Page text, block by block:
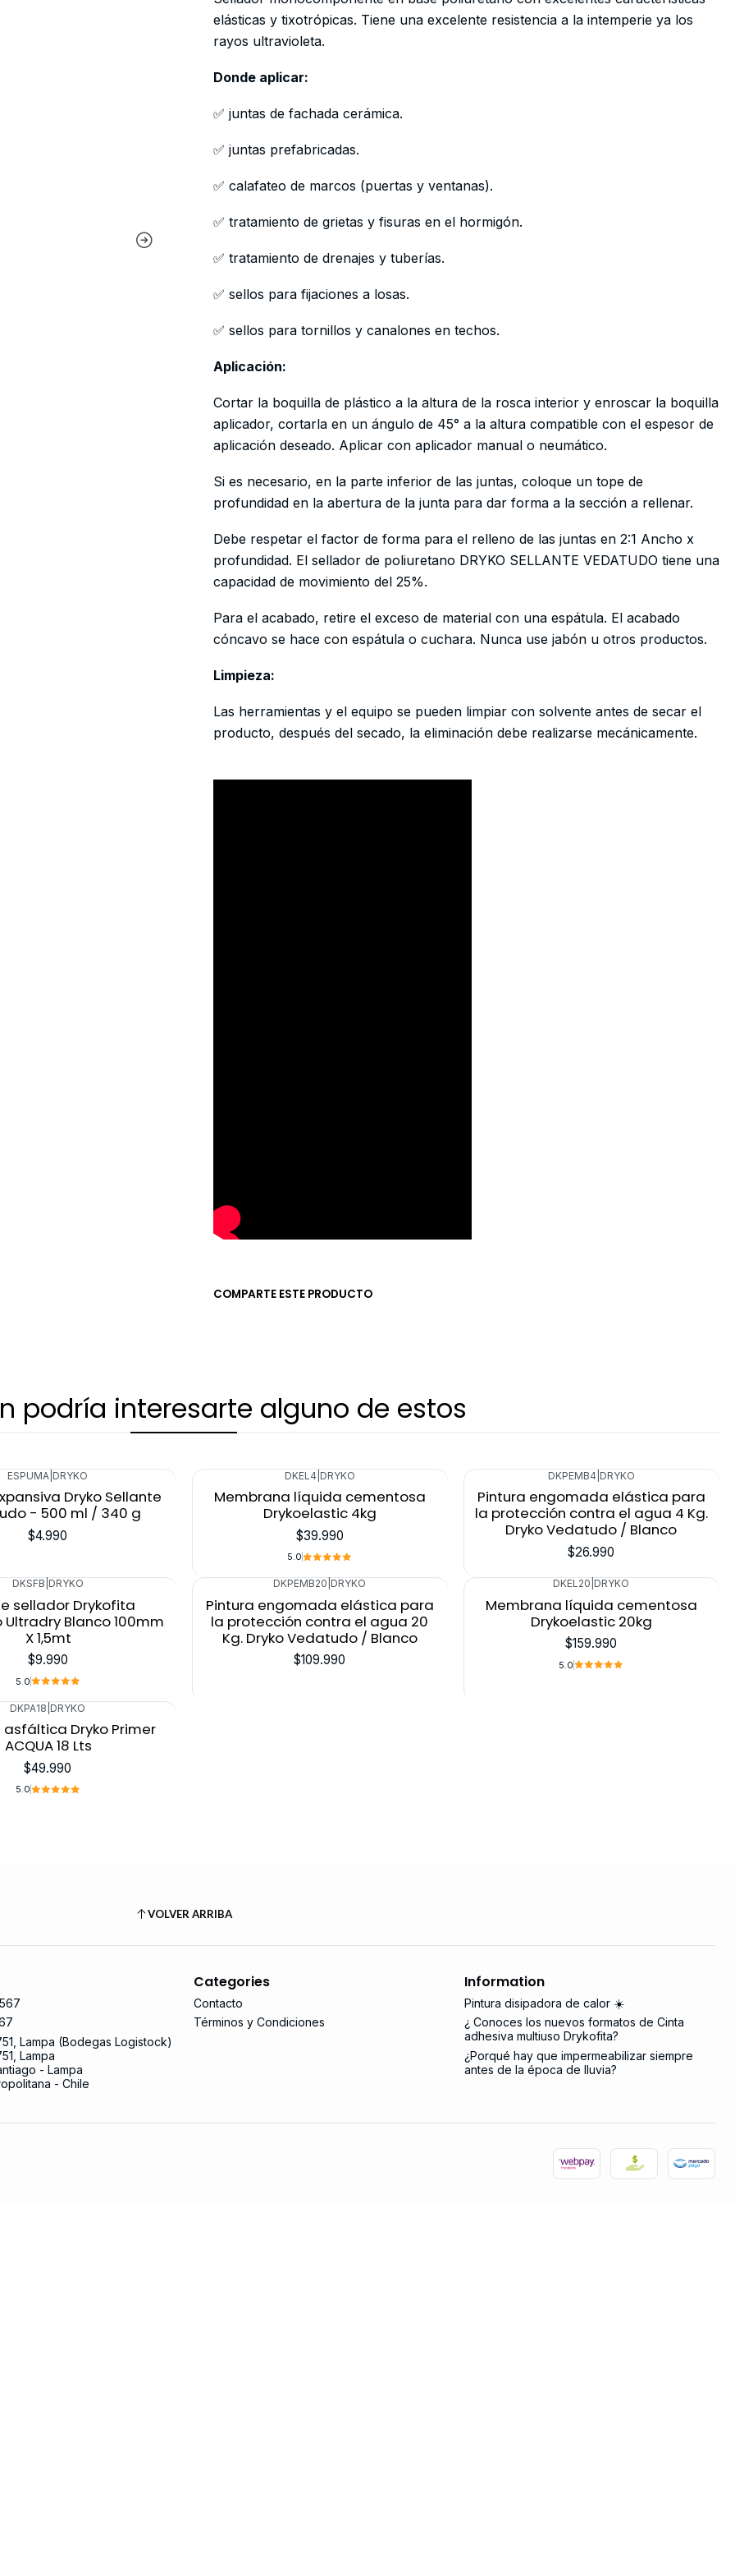
elásticas y tixotrópicas. Tiene una excelente resistencia a la intemperie ya los
rayos ultravioleta.
Donde aplicar:
✅ juntas de fachada cerámica.
✅ juntas prefabricadas.
✅ calafateo de marcos (puertas y ventanas).
✅ tratamiento de grietas y fisuras en el hormigón.
✅ tratamiento de drenajes y tuberías.
✅ sellos para fijaciones a losas.
✅ sellos para tornillos y canalones en techos.
Aplicación:
Cortar la boquilla de plástico a la altura de la rosca interior y enroscar la boquilla
aplicador, cortarla en un ángulo de 45° a la altura compatible con el espesor de
aplicación deseado. Aplicar con aplicador manual o neumático.
Si es necesario, en la parte inferior de las juntas, coloque un tope de
profundidad en la abertura de la junta para dar forma a la sección a rellenar.
Debe respetar el factor de forma para el relleno de las juntas en 2:1 Ancho x
profundidad. El sellador de poliuretano DRYKO SELLANTE VEDATUDO tiene una
capacidad de movimiento del 25%.
Para el acabado, retire el exceso de material con una espátula. El acabado
cóncavo se hace con espátula o cuchara. Nunca use jabón u otros productos.
Limpieza:
Las herramientas y el equipo se pueden limpiar con solvente antes de secar el
producto, después del secado, la eliminación debe realizarse mecánicamente.
COMPARTE ESTE PRODUCTO
podría interesarte alguno de estos
ESPUMA DRYKO
Dryko Sellante
- 500 ml / 340 g
$4.990
DKEL4 DRYKO
Membrana líquida cementosa
Drykoelastic 4kg
$39.990
5.0
DKPEMB4 DRYKO
Pintura engomada elástica para
la protección contra el agua 4 Kg.
Dryko Vedatudo / Blanco
$26.990
DKSFB DRYKO
sellador Drykofita
Blanco 100mm
X 1,5mt
$9.990
5.0
DKPEMB20 DRYKO
Pintura engomada elástica para
la protección contra el agua 20
Kg. Dryko Vedatudo / Blanco
$109.990
DKEL20 DRYKO
Membrana líquida cementosa
Drykoelastic 20kg
$159.990
5.0
DKPA18 DRYKO
asfáltica Dryko Primer
ACQUA 18 Lts
$49.990
5.0
VOLVER ARRIBA
Lampa (Bodegas Logistock)
Lampa
- Lampa
- Chile
Categories
Contacto
Términos y Condiciones
Information
Pintura disipadora de calor ☀️
¿ Conoces los nuevos formatos de Cinta
adhesiva multiuso Drykofita?
¿Porqué hay que impermeabilizar siempre
antes de la época de lluvia?